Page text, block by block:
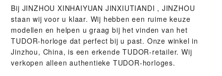
Bij ‭JINZHOU XINHAIYUAN JINXIUTIANDI , JINZHOU‬
staan wij voor u klaar. Wij hebben een ruime keuze
modellen en helpen u graag bij het vinden van het
TUDOR-horloge dat perfect bij u past. Onze winkel in
Jinzhou, China, is een erkende TUDOR-retailer. Wij
verkopen alleen authentieke TUDOR-horloges.